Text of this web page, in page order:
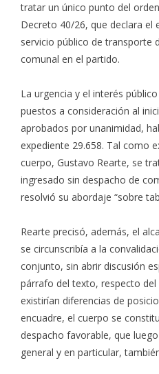
tratar un único punto del
Decreto 40/26, que declara el
servicio público de transporte
comunal en el partido.
La urgencia y el interés
puestos a consideración al
aprobados por unanimidad,
expediente 29.658. Tal como
cuerpo, Gustavo Rearte, se
ingresado sin despacho de
resolvió su abordaje “sobre
Rearte precisó, además, el
se circunscribía a la
conjunto, sin abrir discusión
párrafo del texto, respecto
existirían diferencias de
encuadre, el cuerpo se
despacho favorable, que
general y en particular,